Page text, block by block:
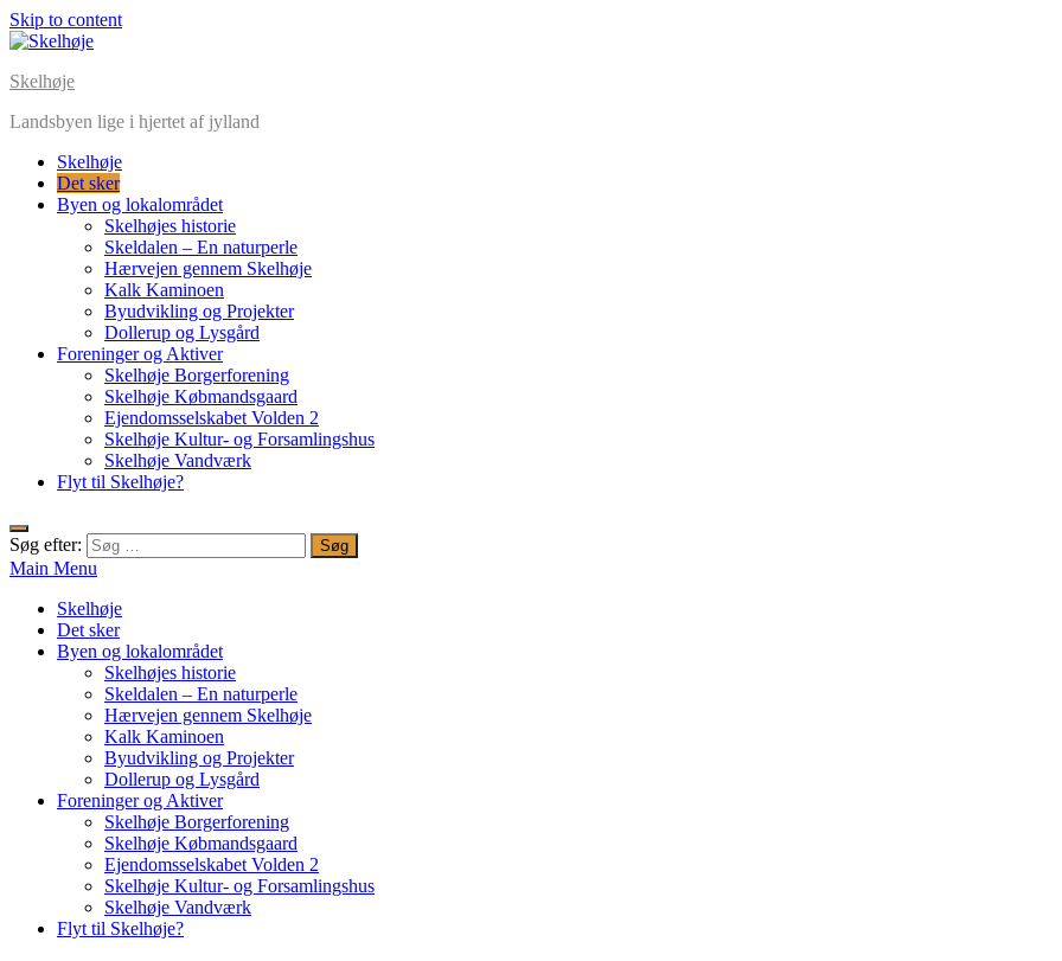
Skip to content
Skelhøje
Landsbyen lige i hjertet af jylland
Skelhøje
Det sker
Byen og lokalområdet
Skelhøjes historie
Skeldalen – En naturperle
Hærvejen gennem Skelhøje
Kalk Kaminoen
Byudvikling og Projekter
Dollerup og Lysgård
Foreninger og Aktiver
Skelhøje Borgerforening
Skelhøje Købmandsgaard
Ejendomsselskabet Volden 2
Skelhøje Kultur- og Forsamlingshus
Skelhøje Vandværk
Flyt til Skelhøje?
Søg efter:
Main Menu
Skelhøje
Det sker
Byen og lokalområdet
Skelhøjes historie
Skeldalen – En naturperle
Hærvejen gennem Skelhøje
Kalk Kaminoen
Byudvikling og Projekter
Dollerup og Lysgård
Foreninger og Aktiver
Skelhøje Borgerforening
Skelhøje Købmandsgaard
Ejendomsselskabet Volden 2
Skelhøje Kultur- og Forsamlingshus
Skelhøje Vandværk
Flyt til Skelhøje?